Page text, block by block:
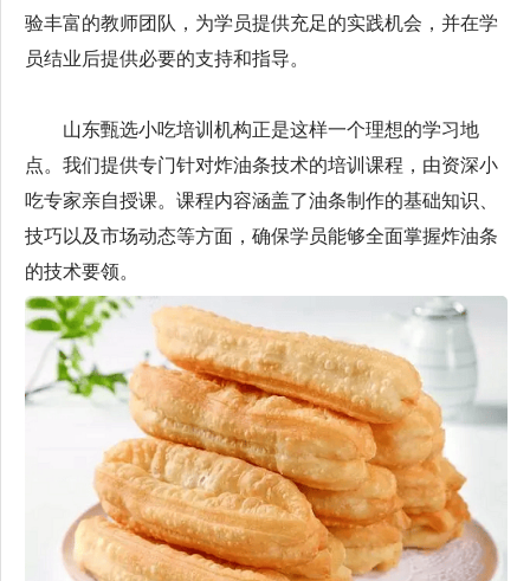
验丰富的教师团队，为学员提供充足的实践机会，并在学
员结业后提供必要的支持和指导。
山东甄选小吃培训机构正是这样一个理想的学习地
点。我们提供专门针对炸油条技术的培训课程，由资深小
吃专家亲自授课。课程内容涵盖了油条制作的基础知识、
技巧以及市场动态等方面，确保学员能够全面掌握炸油条
的技术要领。